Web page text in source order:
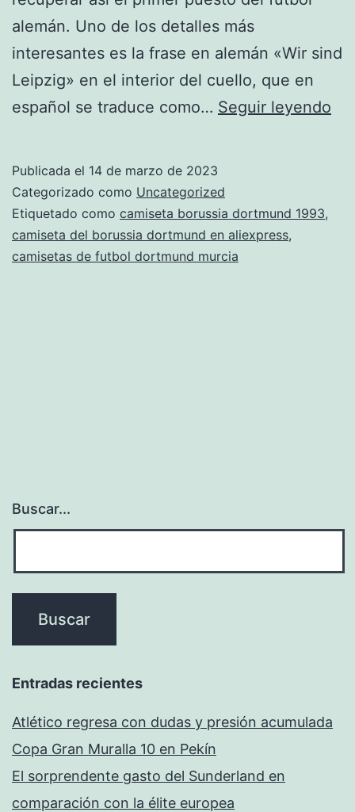
alemán. Uno de los detalles más
interesantes es la frase en alemán «Wir sind
Leipzig» en el interior del cuello, que en
español se traduce como… Seguir leyendo
Publicada el 14 de marzo de 2023
Categorizado como Uncategorized
Etiquetado como camiseta borussia dortmund 1993,
camiseta del borussia dortmund en aliexpress,
camisetas de futbol dortmund murcia
Buscar...
Entradas recientes
Atlético regresa con dudas y presión acumulada
Copa Gran Muralla 10 en Pekín
El sorprendente gasto del Sunderland en
comparación con la élite europea